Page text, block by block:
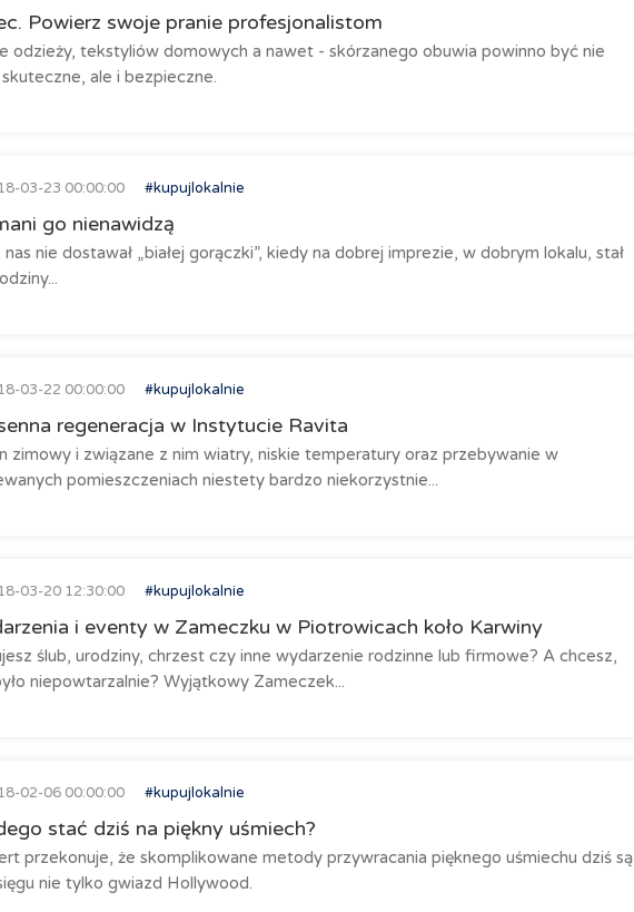
Powierz swoje pranie profesjonalistom
odzieży, tekstyliów domowych a nawet - skórzanego obuwia powinno być nie
ale i bezpieczne.
03-23 00:00:00 #kupujlokalnie
go nienawidzą
nie dostawał „białej gorączki”, kiedy na dobrej imprezie, w dobrym lokalu, stał
03-22 00:00:00 #kupujlokalnie
regeneracja w Instytucie Ravita
zimowy i związane z nim wiatry, niskie temperatury oraz przebywanie w
pomieszczeniach niestety bardzo niekorzystnie...
03-20 12:30:00 #kupujlokalnie
i eventy w Zameczku w Piotrowicach koło Karwiny
ślub, urodziny, chrzest czy inne wydarzenie rodzinne lub firmowe? A chcesz,
niepowtarzalnie? Wyjątkowy Zameczek...
02-06 00:00:00 #kupujlokalnie
stać dziś na piękny uśmiech?
przekonuje, że skomplikowane metody przywracania pięknego uśmiechu dziś są
nie tylko gwiazd Hollywood.